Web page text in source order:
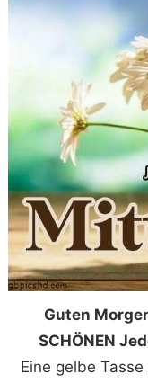
Guten
SCHÖNEN
Eine gelbe